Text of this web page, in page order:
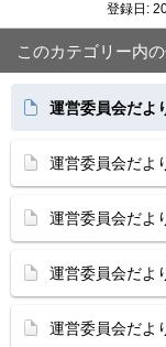
登録日:
このカテゴリー内
運営委員会だよ
運営委員会だよ
運営委員会だよ
運営委員会だよ
運営委員会だよ